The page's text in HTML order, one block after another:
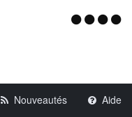
Menu
Nouveautés Aide